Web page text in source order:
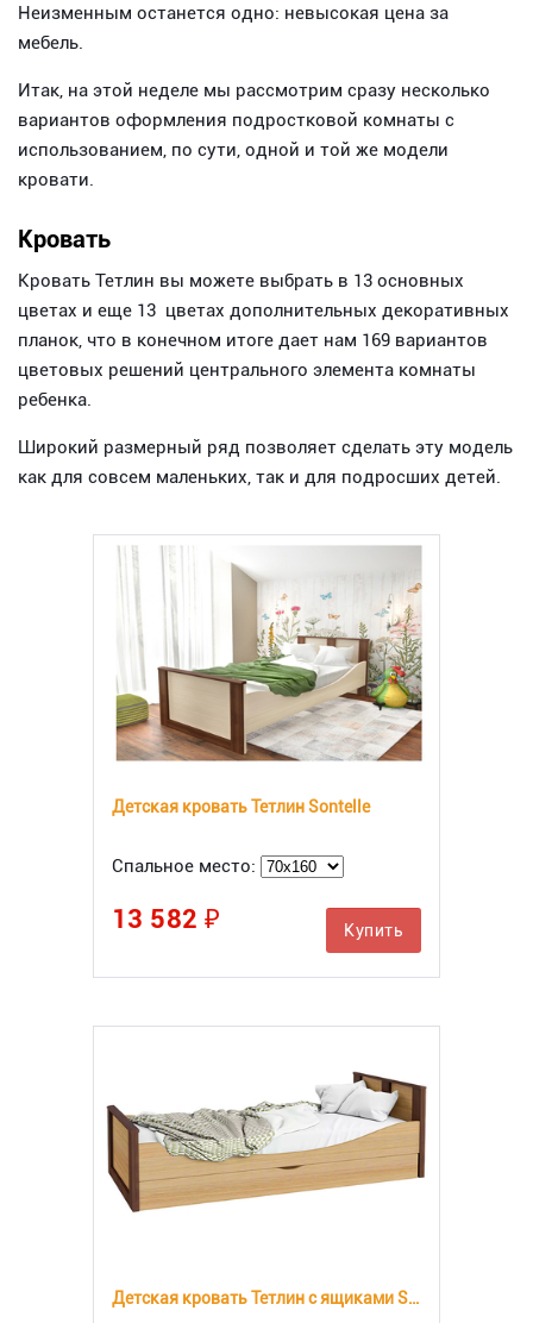
Неизменным останется одно: невысокая цена за
мебель.
Итак, на этой неделе мы рассмотрим сразу несколько
вариантов оформления подростковой комнаты с
использованием, по сути, одной и той же модели
кровати.
Кровать
Кровать Тетлин вы можете выбрать в 13 основных
цветах и еще 13 цветах дополнительных декоративных
планок, что в конечном итоге дает нам 169 вариантов
цветовых решений центрального элемента комнаты
ребенка.
Широкий размерный ряд позволяет сделать эту модель
как для совсем маленьких, так и для подросших детей.
Детская кровать Тетлин Sontelle
Спальное место:
13 582 ₽ Купить
Детская кровать Тетлин с ящиками Sontelle